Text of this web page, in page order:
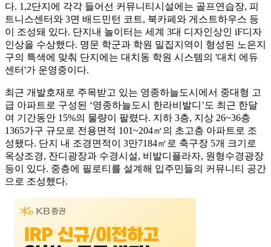
다. 1,2단지에 각각 들어선 커뮤니티시설에는 골프연습장, 피
트니스센터와 3면 배드민턴 코트, 북카페와 게스트하우스 등
이 조성돼 있다. 단지내 놀이터는 세계 3대 디자인상인 iF디자
인상을 수상했다. 명문 학군과 학원 밀집지역이 형성된 노은지
구의 특색에 맞춰 단지에는 대치동 학원 시스템의 '대치 에듀
센터'가 운영중이다.
최근 개발호재로 주목받고 있는 영종하늘도시에서 중대형 고
급 아파트로 구성된 ‘영종하늘도시 한라비발디’도 최근 한달
여 기간동안 15%의 물량이 팔렸다. 지하 3층, 지상 26~36층
1365가구 규모로 전용면적 101~204㎡의 초고층 아파트로 조
성됐다. 단지 내 조경면적이 3만7184㎡로 축구장 5개 크기로
옥상조경, 잔디광장과 수경시설, 비발디플라자, 원형수경광장
등이 있다. 중층에 필로티를 설계해 입주민들의 커뮤니티 공간
으로 조성했다.